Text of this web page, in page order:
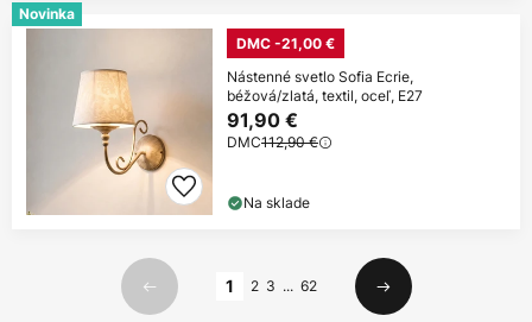
Novinka
DMC -21,00 €
Nástenné svetlo Sofia Ecrie,
béžová/zlatá, textil, oceľ, E27
91,90 €
DMC112,90 €
Na sklade
Predchádzajúci
1 2 3 ... 62
Ďalší